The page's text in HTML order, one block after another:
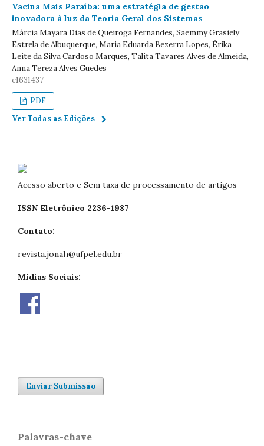
Vacina Mais Paraíba: uma estratégia de gestão
inovadora à luz da Teoria Geral dos Sistemas
Márcia Mayara Dias de Queiroga Fernandes, Saemmy Grasiely
Estrela de Albuquerque, Maria Eduarda Bezerra Lopes, Érika
Leite da Silva Cardoso Marques, Talita Tavares Alves de Almeida,
Anna Tereza Alves Guedes
e1631437
PDF
Ver Todas as Edições
Acesso aberto e Sem taxa de processamento de artigos
ISSN Eletrônico 2236-1987
Contato:
revista.jonah@ufpel.edu.br
Mídias Sociais:
Enviar Submissão
Palavras-chave